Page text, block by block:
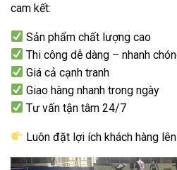
cam kết:
Sản phẩm chất lượng cao
Thi công dễ dàng – nhanh
Giá cả cạnh tranh
Giao hàng nhanh trong ngày
Tư vấn tận tâm 24/7
Luôn đặt lợi ích khách hàng